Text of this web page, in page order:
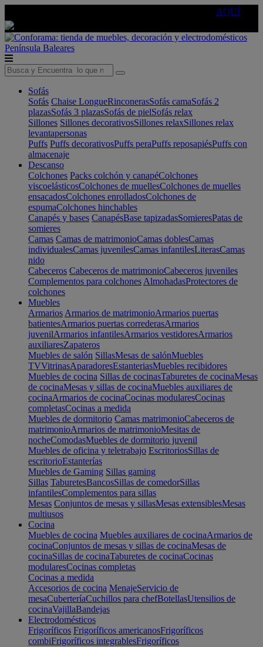
AQUÍ
Península Baleares
Sofás
Sofás Chaise LongueRinconerasSofás camaSofás 2
plazasSofás 3 plazasSofás de pielSofás relax
Sillones Sillones decorativosSillones relaxSillones relax
levantapersonas
Puffs Puffs decorativosPuffs peraPuffs reposapiésPuffs con
almacenaje
Descanso
Colchones Packs colchón y canapéColchones
viscoelásticosColchones de muellesColchones de muelles
ensacadosColchones enrolladosColchones de
espumaColchones hinchables
Canapés y bases CanapésBase tapizadasSomieresPatas de
somieres
Camas Camas de matrimonioCamas doblesCamas
individualesCamas juvenilesCamas infantilesLiterasCamas
nido
Cabeceros Cabeceros de matrimonioCabeceros juveniles
Complementos para colchones AlmohadasProtectores de
colchones
Muebles
Armarios Armarios de matrimonioArmarios puertas
batientesArmarios puertas correderasArmarios
juvenilArmarios infantilesArmarios vestidoresArmarios
auxiliaresZapateros
Muebles de salón SillasMesas de salónMuebles
TVVitrinasAparadoresEstanteriasMuebles recibidores
Muebles de cocina Sillas de cocinasTaburetes de cocinaMesas
de cocinaMesas y sillas de cocinaMuebles auxiliares de
cocinaArmarios de cocinaCocinas modularesCocinas
completasCocinas a medida
Muebles de dormitorio Camas matrimonioCabeceros de
matrimonioArmarios de matrimonioMesitas de
nocheComodasMuebles de dormitorio juvenil
Muebles de oficina y teletrabajo EscritoriosSillas de
escritorioEstanterías
Muebles de Gaming Sillas gaming
Sillas TaburetesBancosSillas de comedorSillas
infantilesComplementos para sillas
Mesas Conjuntos de mesas y sillasMesas extensiblesMesas
multiusos
Cocina
Muebles de cocina Muebles auxiliares de cocinaArmarios de
cocinaConjuntos de mesas y sillas de cocinaMesas de
cocinaSillas de cocinaTaburetes de cocinaCocinas
modularesCocinas completas
Cocinas a medida
Accesorios de cocina MenajeServicio de
mesaCuberteríaCuchillos para chefBotellasUtensilios de
cocinaVajillaBandejas
Electrodomésticos
Frigoríficos Frigoríficos americanosFrigoríficos
combiFrigoríficos integrablesFrigoríficos